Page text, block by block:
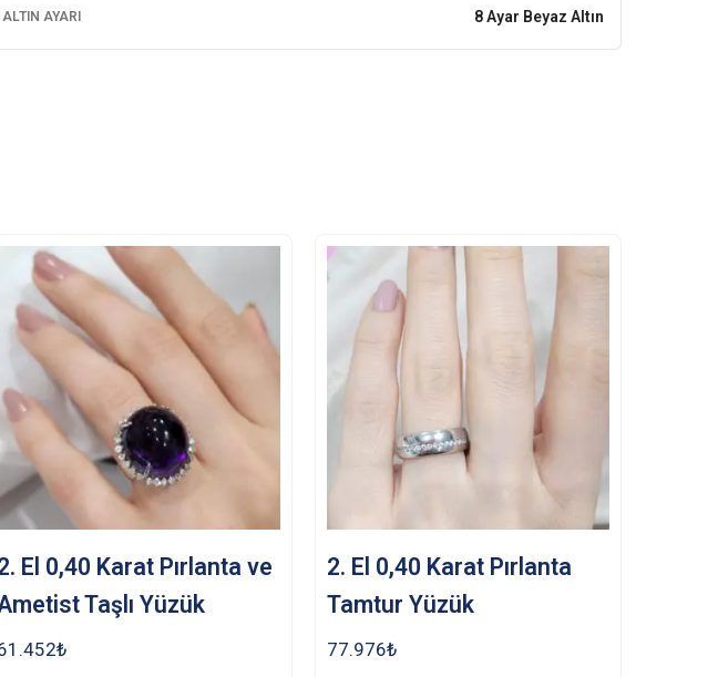
ALTIN AYARI 8 Ayar Beyaz Altın
El 0,40 Karat Pırlanta ve
Taşlı Yüzük
₺
2. El 0,40 Karat Pırlanta
Tamtur Yüzük
77.976₺